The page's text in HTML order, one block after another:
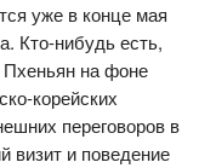
уже в конце мая
Кто-нибудь есть,
Пхеньян на фоне
корейских
переговоров в
визит и поведение